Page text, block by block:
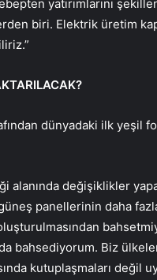
yatırımlarını
biri. Elektrik üretim
dünyadaki ilk yeşil
alanında değişiklikler
panellerinin daha
bahsediyorum. Biz
kutuplaşmaları değil